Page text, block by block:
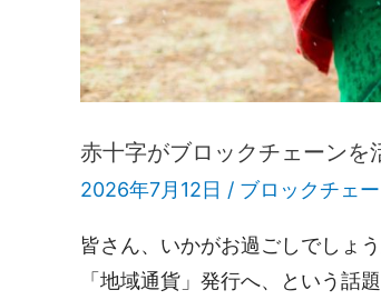
赤十字がブロックチェーン
2026年7月12日 / ブロックチェ
皆さん、いかがお過ごしでしょ
「地域通貨」発行へ、という話